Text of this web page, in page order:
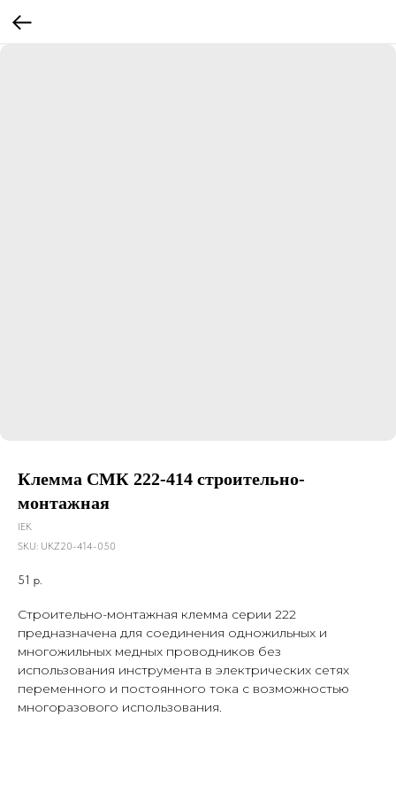
Клемма СМК 222-414 строительно-
монтажная
IEK
SKU: UKZ20-414-050
51 р.
Строительно-монтажная клемма серии 222
предназначена для соединения одножильных и
многожильных медных проводников без
использования инструмента в электрических сетях
переменного и постоянного тока с возможностью
многоразового использования.